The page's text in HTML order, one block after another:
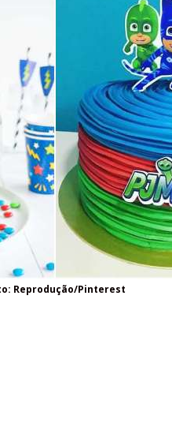
Reprodução/Pinterest